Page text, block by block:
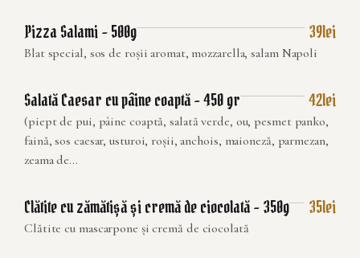
Pizza Salami – 500g 39lei
Blat special, sos de roșii aromat, mozzarella, salam Napoli
Salată Caesar cu pâine coaptă – 450 gr 42lei
(piept de pui, pâine coaptă, salată verde, ou, pesmet panko,
faină, sos caesar, usturoi, roșii, anchois, maioneză, parmezan,
zeama de...
Clătite cu zămătișă și cremă de ciocolată – 350g 35lei
Clătite cu mascarpone și cremă de ciocolată